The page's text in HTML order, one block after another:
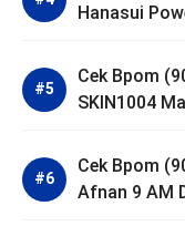
Hanasui
Cek Bpom
SKIN1004
Cek Bpom
Afnan 9 AM